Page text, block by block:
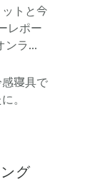
トと今
レポー
ンラ...
感寝具で
。
グ